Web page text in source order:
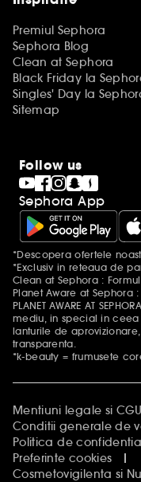
Premiul Sephora
Sephora Blog
Clean at Sephora
Black Friday la
Singles' Day la
Sitemap
Follow us
Sephora App
Mentiuni aditionale
*Descopera ofertele
*Exclusiv in reteaua de
Clean at Sephora :
Planet Aware at Sephora
PLANET AWARE AT
mediu, in special in
lanturile de
transparenta.
*k-beauty = frumusete
Mentiuni legale si CGU
Conditii generale de
Politica de
Preferinte cookies
Cosmetovigilenta si